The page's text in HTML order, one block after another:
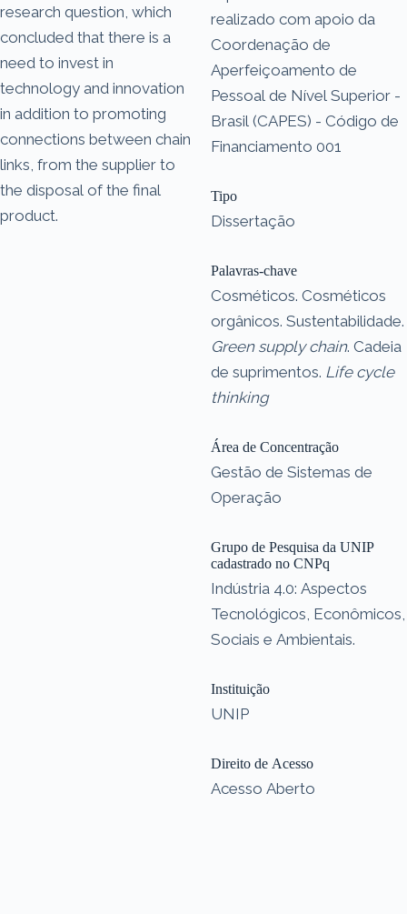
research question, which
concluded that there is a
need to invest in
technology and innovation
in addition to promoting
connections between chain
links, from the supplier to
the disposal of the final
product.
realizado com apoio da
Coordenação de
Aperfeiçoamento de
Pessoal de Nível Superior -
Brasil (CAPES) - Código de
Financiamento 001
Tipo
Dissertação
Palavras-chave
Cosméticos. Cosméticos
orgânicos. Sustentabilidade.
Green supply chain. Cadeia
de suprimentos. Life cycle
thinking
Área de Concentração
Gestão de Sistemas de
Operação
Grupo de Pesquisa da UNIP
cadastrado no CNPq
Indústria 4.0: Aspectos
Tecnológicos, Econômicos,
Sociais e Ambientais.
Instituição
UNIP
Direito de Acesso
Acesso Aberto